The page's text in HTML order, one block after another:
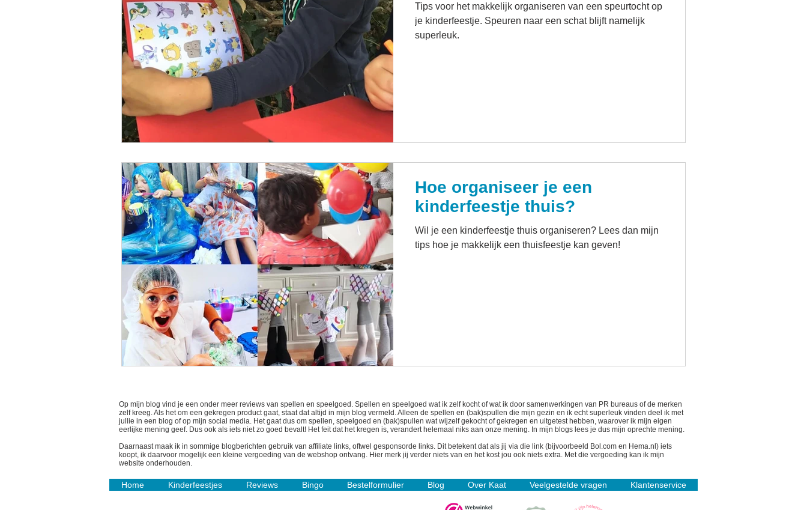
Tips voor het makkelijk organiseren van een speurtocht op
je kinderfeestje. Speuren naar een schat blijft namelijk
superleuk.
Hoe organiseer je een
kinderfeestje thuis?
Wil je een kinderfeestje thuis organiseren? Lees dan mijn
tips hoe je makkelijk een thuisfeestje kan geven!
Op mijn blog vind je een onder meer reviews van spellen en speelgoed. Spellen en speelgoed wat ik zelf kocht of wat ik door samenwerkingen van PR bureaus of de merken
zelf kreeg. Als het om een gekregen product gaat, staat dat altijd in mijn blog vermeld. Alleen de spellen en (bak)spullen die mijn gezin en ik echt superleuk vinden deel ik met
jullie in een blog of op mijn social media. Het gaat dus om spellen, speelgoed en (bak)spullen wat wijzelf gekocht of gekregen en uitgetest hebben, waarover ik mijn eigen
eerlijke mening geef. Dus ook als iets niet zo goed bevalt! Het feit dat het kregen is, verandert helemaal niks aan onze mening. In mijn blogs lees je dus mijn oprechte mening.
Daarnaast maak ik in sommige blogberichten gebruik van affiliate links, oftwel gesponsorde links. Dit betekent dat als jij via die link (bijvoorbeeld Bol.com en Hema.nl) iets
koopt, ik daarvoor mogelijk een kleine vergoeding van de webshop ontvang. Hier merk jij verder niets van en het kost jou ook niets extra. Met die vergoeding kan ik mijn
website onderhouden.
Home Kinderfeestjes Reviews Bingo Bestelformulier Blog Over Kaat Veelgestelde vragen Klantenservice